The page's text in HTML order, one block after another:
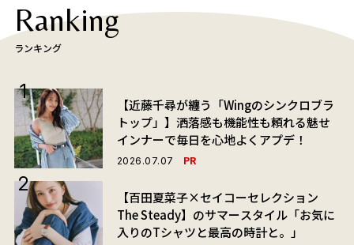
Ranking
ランキング
【近藤千尋が纏う「Wingのシンクロブラ
トップ」】洒落感も機能性も頼れる魅せ
インナーで毎日を心地よくアプデ！
2026.07.07 PR
【百田夏菜子×セイコーセレクション
The Steady】のサマースタイル「お気に
入りのTシャツと最高の時計と。」